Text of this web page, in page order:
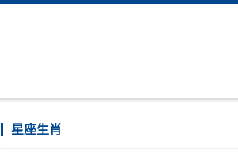
星座生肖